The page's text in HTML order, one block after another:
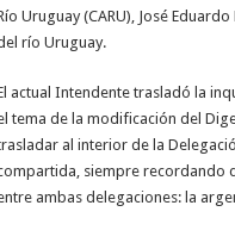
Uruguay (CARU), José
río Uruguay.
actual Intendente trasladó la
tema de la modificación del
al interior de la
siempre recordando
ambas delegaciones: la